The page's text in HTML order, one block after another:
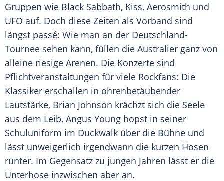
Gruppen wie Black Sabbath, Kiss, Aerosmith und
UFO auf. Doch diese Zeiten als Vorband sind
längst passé: Wie man an der Deutschland-
Tournee sehen kann, füllen die Australier ganz von
alleine riesige Arenen. Die Konzerte sind
Pflichtveranstaltungen für viele Rockfans: Die
Klassiker erschallen in ohrenbetäubender
Lautstärke, Brian Johnson krächzt sich die Seele
aus dem Leib, Angus Young hopst in seiner
Schuluniform im Duckwalk über die Bühne und
lässt unweigerlich irgendwann die kurzen Hosen
runter. Im Gegensatz zu jungen Jahren lässt er die
Unterhose inzwischen aber an.